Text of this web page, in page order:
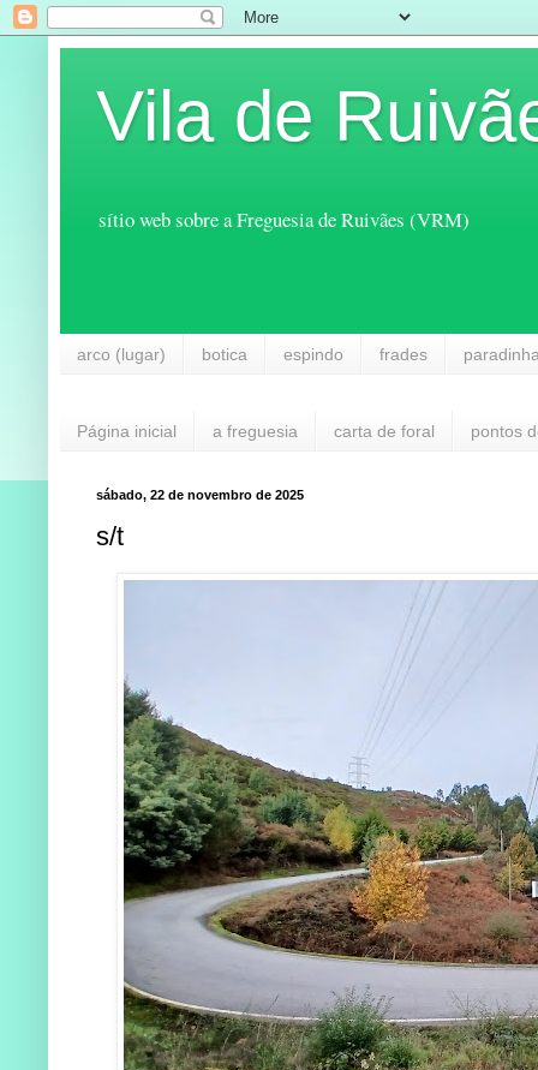
Vila de
sítio web sobre a Freguesia de Ruivães (VRM)
arco (lugar) botica espindo frades
Página inicial a freguesia carta de foral pontos
sábado, 22 de novembro de 2025
s/t